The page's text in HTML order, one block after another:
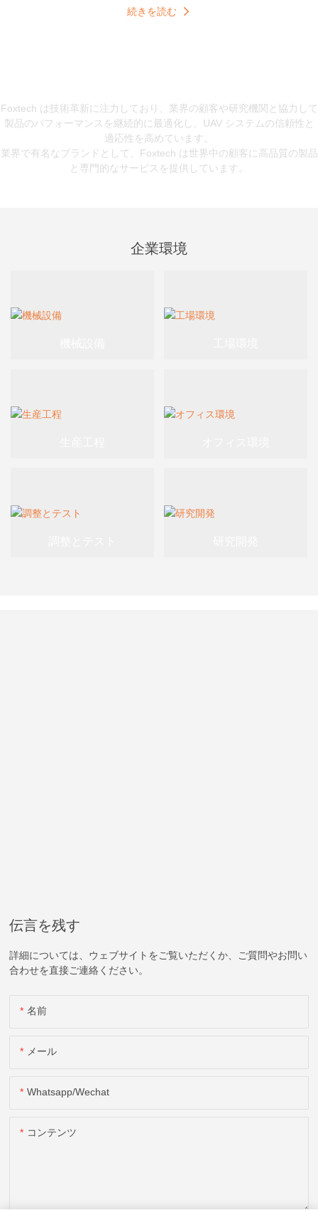
ナビゲートするように設計されています。 このLIDARポジショニ
不可欠なツールになっています。
続きを読む
Foxtech は技術革新に注力しており、業界の顧客や研究機関と協力して
製品のパフォーマンスを継続的に最適化し、UAV システムの信頼性と
適応性を高めています。
業界で有名なブランドとして、Foxtech は世界中の顧客に高品質の製品
と専門的なサービスを提供しています。
企業環境
伝言を残す
詳細については、ウェブサイトをご覧いただくか、ご質問やお問い
合わせを直接ご連絡ください。
名前
メール
Whatsapp/wechat
コンテンツ